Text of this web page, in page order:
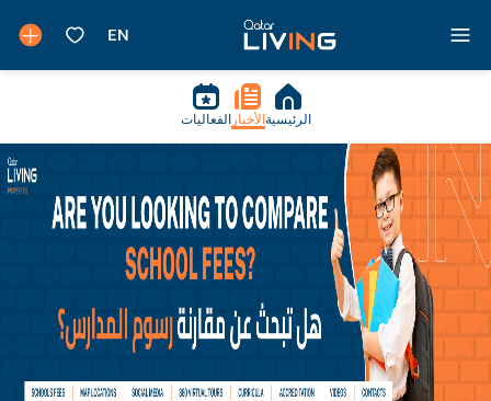
الرئيسية الأخبار الفعاليات